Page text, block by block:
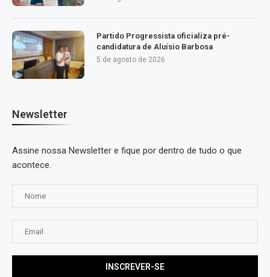
Partido Progressista oficializa pré-
candidatura de Aluísio Barbosa
5 de agosto de 2026
Newsletter
Assine nossa Newsletter e fique por dentro de tudo o que
acontece.